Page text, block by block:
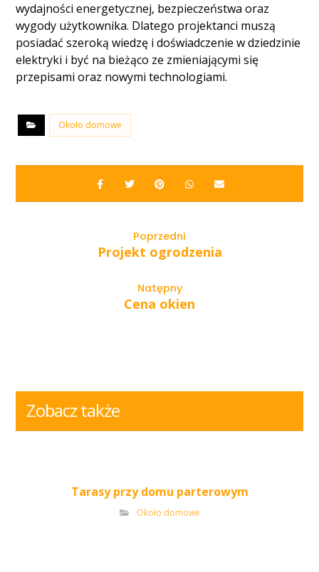
wydajności energetycznej, bezpieczeństwa oraz
wygody użytkownika. Dlatego projektanci muszą
posiadać szeroką wiedzę i doświadczenie w dziedzinie
elektryki i być na bieżąco ze zmieniającymi się
przepisami oraz nowymi technologiami.
Około domowe
Poprzedni
Projekt ogrodzenia
Natępny
Cena okien
Zobacz także
Tarasy przy domu parterowym
Około domowe